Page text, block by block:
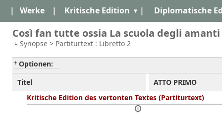
| Werke | Kritische Edition | Diplomatische
Così fan tutte ossia La scuola degli amanti
Synopse > Partiturtext : Libretto 2
Optionen:
Titel
ATTO PRIMO
Kritische Edition des vertonten Textes (Partiturtext)